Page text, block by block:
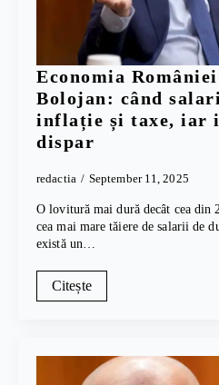
Economia
Bolojan: când
inflație și taxe, iar
dispar
redactia September 11, 2025
O lovitură mai dură decât cea din
cea mai mare tăiere de salarii de
există un…
Citește